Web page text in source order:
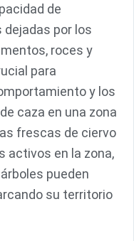
de
por los
roces y
para
y los
caza en una zona
frescas de ciervo
activos en la zona,
pueden
su territorio